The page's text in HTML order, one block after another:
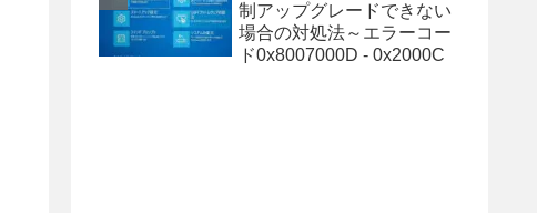
制アップグレードできない
場合の対処法～エラーコー
ド0x8007000D - 0x2000C